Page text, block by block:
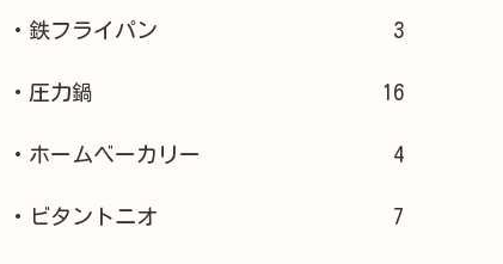
・鉄フライパン 3
・圧力鍋 16
・ホームベーカリー 4
・ビタントニオ 7